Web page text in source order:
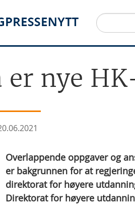
er nye
Overlappende oppgaver og
er bakgrunnen for at
direktorat for høyere
Direktorat for høyere